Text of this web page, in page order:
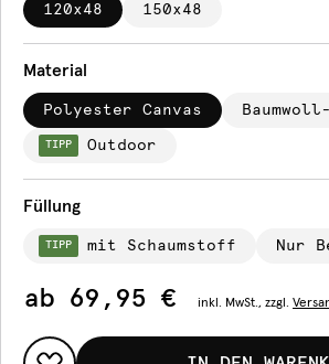
120x48 150x48
Material
Polyester Canvas Baumwoll-
TIPP Outdoor
Füllung
TIPP mit Schaumstoff Nur
ab 69,95 € inkl. MwSt., zzgl.